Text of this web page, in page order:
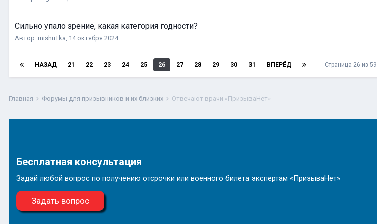
Сильно упало зрение, какая категория годности?
Автор: mishuTka, 14 октября 2024
НАЗАД 21 22 23 24 25 26 27 28 29 30 31 ВПЕРЁД Страница 26 из 59
Главная Форумы для призывников и их близких Отвечают врачи «ПризываНет»
Бесплатная консультация
Задай любой вопрос по получению отсрочки или военного билета экспертам «ПризываНет»
Задать вопрос